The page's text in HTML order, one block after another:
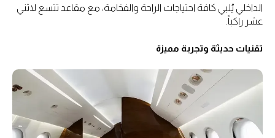
الداخلي يُلبي كافة احتياجات الراحة والفخامة، مع مقاعد تتسع لاثني
عشر راكباً.
تقنيات حديثة وتجربة مميزة